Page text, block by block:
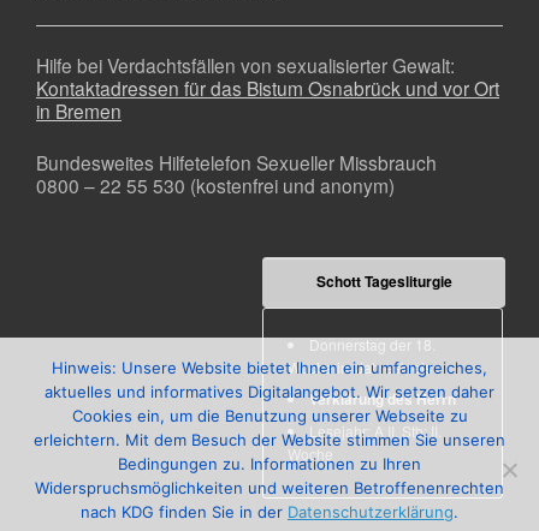
Hilfe bei Verdachtsfällen von sexualisierter Gewalt:
Kontaktadressen für das Bistum Osnabrück und vor Ort
in Bremen
Bundesweites Hilfetelefon Sexueller Missbrauch
0800 – 22 55 530 (kostenfrei und anonym)
Schott Tagesliturgie
Donnerstag der 18.
Woche im Jahreskreis
Verklärung des Herrn
Lesejahr: A II, Stb: II.
Woche
Hinweis: Unsere Website bietet Ihnen ein umfangreiches,
aktuelles und informatives Digitalangebot. Wir setzen daher
Cookies ein, um die Benutzung unserer Webseite zu
erleichtern. Mit dem Besuch der Website stimmen Sie unseren
Bedingungen zu. Informationen zu Ihren
Widerspruchsmöglichkeiten und weiteren Betroffenenrechten
nach KDG finden Sie in der Datenschutzerklärung.